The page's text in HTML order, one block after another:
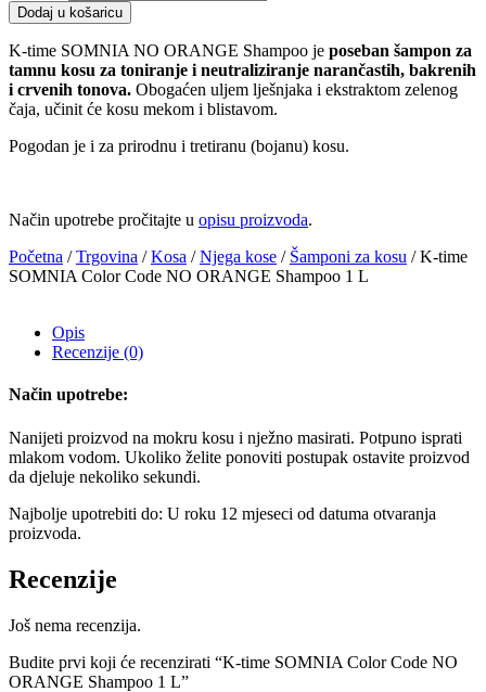
Dodaj u košaricu
K-time SOMNIA NO ORANGE Shampoo je poseban šampon za
tamnu kosu za toniranje i neutraliziranje narančastih, bakrenih
i crvenih tonova. Obogaćen uljem lješnjaka i ekstraktom zelenog
čaja, učinit će kosu mekom i blistavom.
Pogodan je i za prirodnu i tretiranu (bojanu) kosu.
Način upotrebe pročitajte u opisu proizvoda.
Početna /Trgovina /Kosa /Njega kose / Šamponi za kosu / K-time
SOMNIA Color Code NO ORANGE Shampoo 1 L
Opis
Recenzije (0)
Način upotrebe:
Nanijeti proizvod na mokru kosu i nježno masirati. Potpuno isprati
mlakom vodom. Ukoliko želite ponoviti postupak ostavite proizvod
da djeluje nekoliko sekundi.
Najbolje upotrebiti do: U roku 12 mjeseci od datuma otvaranja
proizvoda.
Recenzije
Još nema recenzija.
Budite prvi koji će recenzirati “K-time SOMNIA Color Code NO
ORANGE Shampoo 1 L”